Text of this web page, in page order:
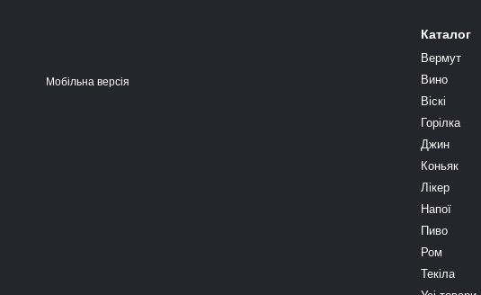
Мобільна версія
Каталог
Вермут
Вино
Віскі
Горілка
Джин
Коньяк
Лікер
Напої
Пиво
Ром
Текіла